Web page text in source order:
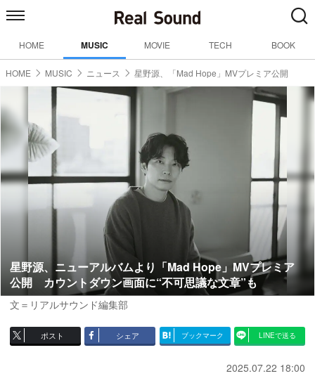
HOME MUSIC MOVIE TECH BOOK
HOME MUSIC ニュース 星野源、「Mad Hope」MVプレミア公開
星野源、ニューアルバムより「Mad Hope」MVプレミア
公開 カウントダウン画面に“不可思議な文章”も
文＝リアルサウンド編集部
ポスト シェア ブックマーク LINEで送る
2025.07.22 18:00